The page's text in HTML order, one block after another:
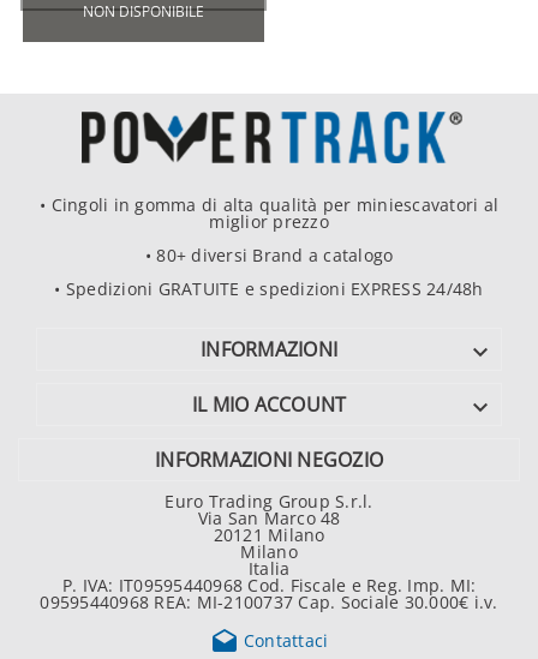
NON DISPONIBILE
• Cingoli in gomma di alta qualità per miniescavatori al
miglior prezzo
• 80+ diversi Brand a catalogo
• Spedizioni GRATUITE e spedizioni EXPRESS 24/48h
INFORMAZIONI 
IL MIO ACCOUNT 
INFORMAZIONI NEGOZIO
Euro Trading Group S.r.l.
Via San Marco 48
20121 Milano
Milano
Italia
P. IVA: IT09595440968 Cod. Fiscale e Reg. Imp. MI:
09595440968 REA: MI-2100737 Cap. Sociale 30.000€ i.v.
 Contattaci